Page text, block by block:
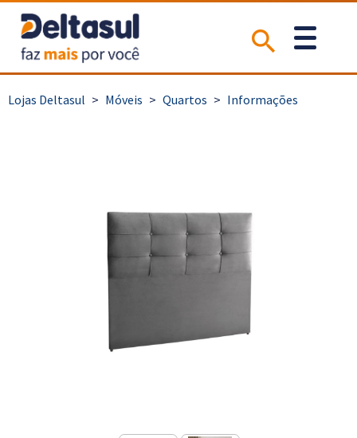
> Móveis > Quartos > Informações